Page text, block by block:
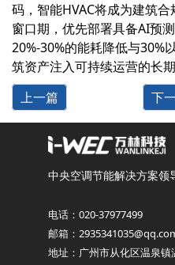
码，智能HVAC将成为建筑
窗口期，优先部署具备AI预
20%-30%的能耗降低‌与‌30%
筑资产注入可持续运营的长期
上一篇
下
中央空调节能解决方案领
电话：020-37977499
邮箱：
地址：广州市从化区温泉镇